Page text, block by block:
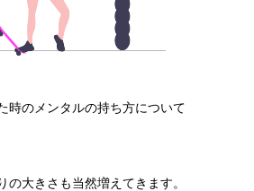
時のメンタルの持ち⽅について
の⼤きさも当然増えてきます。